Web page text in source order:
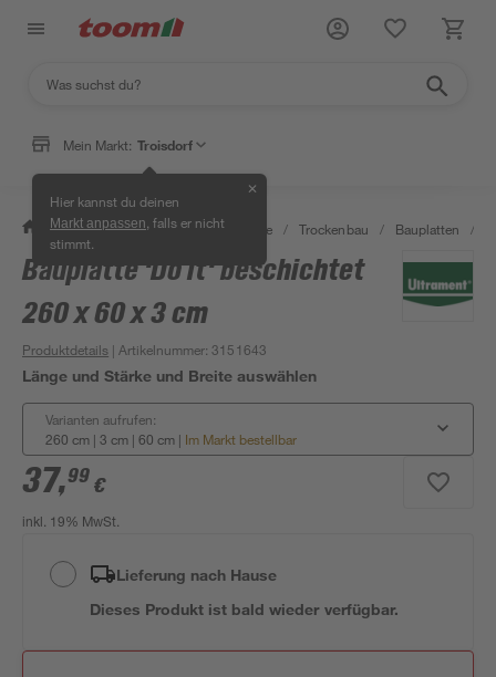
Mein Markt: Troisdorf
Hier kannst du deinen
Markt anpassen , falls er nicht
stimmt.
✕
/ Bauen & Renovieren / Baustoffe / Trockenbau / Bauplatten /
Bauplatte 'Do it' beschichtet
260 x 60 x 3 cm
Produktdetails | Artikelnummer:3151643
Länge und Stärke und Breite auswählen
Varianten aufrufen:
260 cm | 3 cm | 60 cm | Im Markt bestellbar
37,99 €
inkl. 19% MwSt.
Lieferung nach Hause
Dieses Produkt ist bald wieder verfügbar.